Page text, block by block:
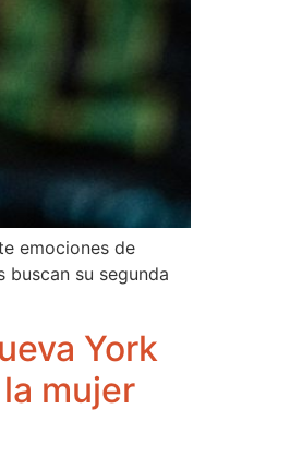
emociones de
su segunda
York
mujer